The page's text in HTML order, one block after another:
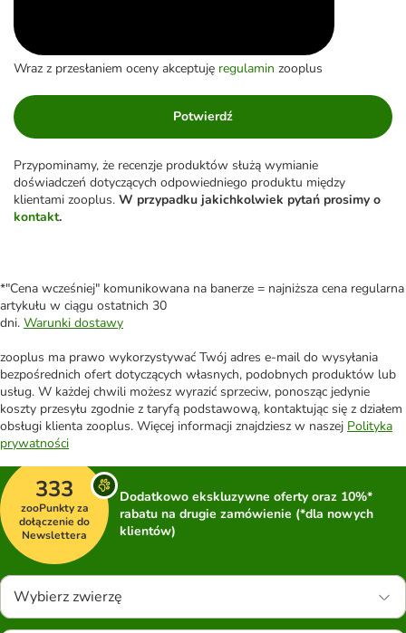
Wraz z przesłaniem oceny akceptuję regulamin zooplus
Potwierdź
Przypominamy, że recenzje produktów służą wymianie
doświadczeń dotyczących odpowiedniego produktu między
klientami zooplus. W przypadku jakichkolwiek pytań prosimy o
kontakt.
*"Cena wcześniej" komunikowana na banerze = najniższa cena regularna
artykułu w ciągu ostatnich 30
dni. Warunki dostawy
zooplus ma prawo wykorzystywać Twój adres e-mail do wysyłania
bezpośrednich ofert dotyczących własnych, podobnych produktów lub
usług. W każdej chwili możesz wyrazić sprzeciw, ponosząc jedynie
koszty przesyłu zgodnie z taryfą podstawową, kontaktując się z działem
obsługi klienta zooplus. Więcej informacji znajdziesz w naszej Polityka
prywatności
333
zooPunkty za
dołączenie do
Newslettera
Dodatkowo ekskluzywne oferty oraz 10%*
rabatu na drugie zamówienie (*dla nowych
klientów)
Wybierz zwierzę